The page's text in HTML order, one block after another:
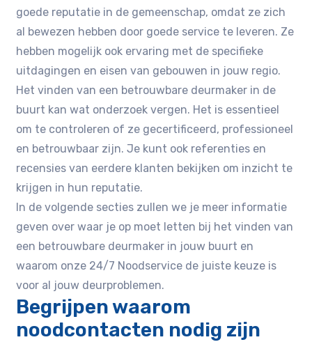
goede reputatie in de gemeenschap, omdat ze zich
al bewezen hebben door goede service te leveren. Ze
hebben mogelijk ook ervaring met de specifieke
uitdagingen en eisen van gebouwen in jouw regio.
Het vinden van een betrouwbare deurmaker in de
buurt kan wat onderzoek vergen. Het is essentieel
om te controleren of ze gecertificeerd, professioneel
en betrouwbaar zijn. Je kunt ook referenties en
recensies van eerdere klanten bekijken om inzicht te
krijgen in hun reputatie.
In de volgende secties zullen we je meer informatie
geven over waar je op moet letten bij het vinden van
een betrouwbare deurmaker in jouw buurt en
waarom onze 24/7 Noodservice de juiste keuze is
voor al jouw deurproblemen.
Begrijpen waarom
noodcontacten nodig zijn